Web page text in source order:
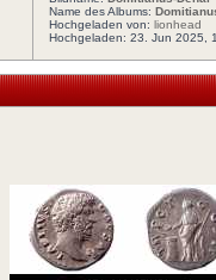
Name des Albums:
Hochgeladen von: lionhead
Hochgeladen: 23. Jun 2025,